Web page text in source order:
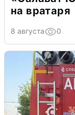
на вратаря
8 августа 0